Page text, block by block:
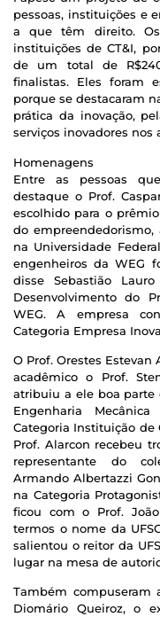
pessoas, instituições e
a que têm direito.
instituições de CT&I,
de um total de
finalistas. Eles foram
porque se destacaram
prática da inovação,
serviços inovadores nos
Homenagens
Entre as pessoas
destaque o Prof.
escolhido para o
do
na Universidade
engenheiros da WEG
disse Sebastião
Desenvolvimento do
WEG. A empresa
Categoria Empresa
O Prof. Orestes
acadêmico o Prof.
atribuiu a ele boa parte
Engenharia
Categoria Instituição de
Prof. Alarcon recebeu
representante do
Armando Albertazzi
na Categoria
ficou com o Prof.
termos o nome da
salientou o reitor da
lugar na mesa de
Também compuseram
Diomário Queiroz, o